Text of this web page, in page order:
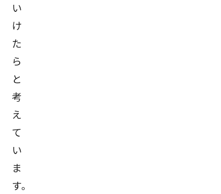
い
け
た
ら
と
考
え
て
い
ま
す。